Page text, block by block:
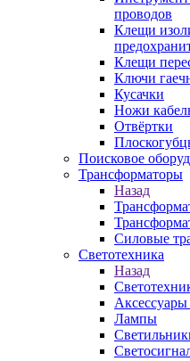
проводов
Клещи
Клещи
Ключи
Кусачки
Ножи
Отвёртки
Поисковое
Трансформаторы
Назад
Силовые
Светотехника
Назад
Аксессуары
Лампы